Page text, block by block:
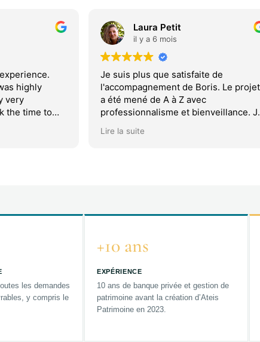
highly
very
the time to
each
made the
Laura Petit
il y a 6 mois
Je suis plus que satisfaite de
l'accompagnement de Boris. Le projet
a été mené de A à Z avec
professionnalisme et bienveillance.
Lire la suite
les demandes
y compris le
+10 ans
EXPÉRIENCE
10 ans de banque privée et gestion de
patrimoine avant la création d’Ateis
Patrimoine en 2023.